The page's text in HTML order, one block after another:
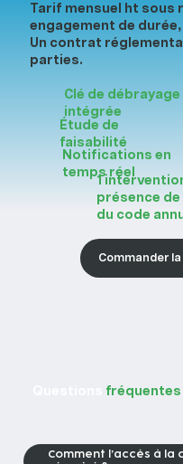
Étude de
faisabilité
Clé de débrayage
intégrée
Notifications en
temps réel
Commander
Tarif mensuel ht sous
engagement de
Un contrat
parties.
1
présence
du code
fréquentes
Comment l’accès à